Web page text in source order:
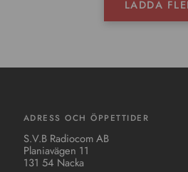
LADDA
ADRESS OCH ÖPPETTIDER
S.V.B Radiocom AB
Planiavägen 11
131 54 Nacka